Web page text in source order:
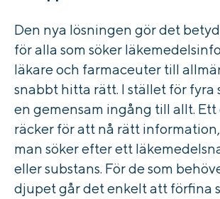
Den nya lösningen gör det
för alla som söker
läkare och farmaceuter till
snabbt hitta rätt. I stället för fyra
en gemensam ingång till allt.
räcker för att nå rätt
man söker efter ett
eller substans. För de som
djupet går det enkelt att förfina